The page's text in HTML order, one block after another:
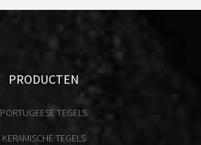
PRODUCTEN
PORTUGEESE TEGELS
KERAMISCHE TEGELS